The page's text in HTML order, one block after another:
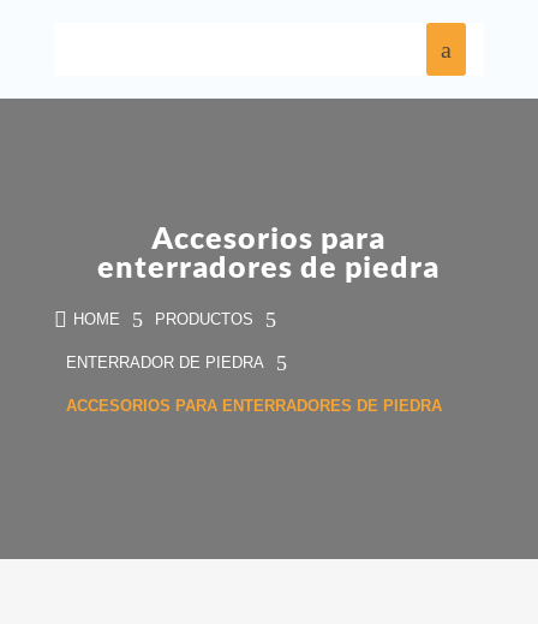
Accesorios para
enterradores de piedra
 HOME 5 PRODUCTOS 5
ENTERRADOR DE PIEDRA 5
ACCESORIOS PARA ENTERRADORES DE PIEDRA